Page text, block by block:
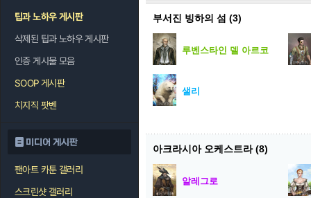
팁과 노하우 게시판
삭제된 팁과 노하우 게시판
인증 게시물 모음
SOOP 게시판
치지직 팟벤
미디어 게시판
팬아트 카툰 갤러리
스크린샷 갤러리
부서진 빙하의 섬 (3)
루벤스타인 델 아르코
샐리
아크라시아 오케스트라(8)
알레그로